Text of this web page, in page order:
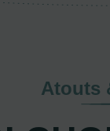
Atouts